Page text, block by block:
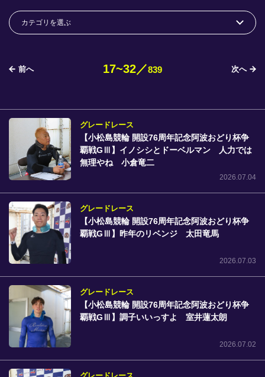
お問い合わせ
17~32／839
前へ 次へ
グレードレース
【小松島競輪 開設76周年記念阿波おどり杯争
覇戦GⅢ】イノシシとドーベルマン 人力では
無理やね 小倉竜二
2026.07.04
グレードレース
【小松島競輪 開設76周年記念阿波おどり杯争
覇戦GⅢ】昨年のリベンジ 太田竜馬
2026.07.03
グレードレース
【小松島競輪 開設76周年記念阿波おどり杯争
覇戦GⅢ】調子いいっすよ 室井蓮太朗
2026.07.02